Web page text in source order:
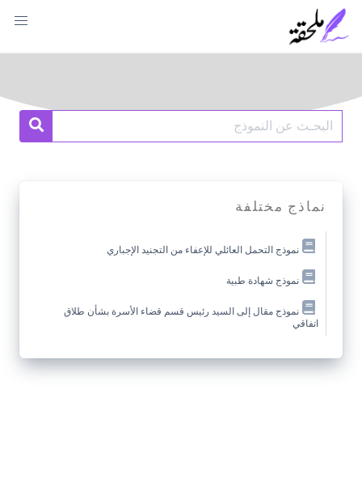
Search
نماذج مختلفة
نموذج التحمل العائلي للإعفاء من التجنيد الإجباري
نموذج شهادة طبية
نموذج مقال إلى السيد رئيس قسم قضاء الأسرة بشأن طلاق
اتفاقي